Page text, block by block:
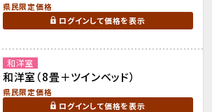
県民限定価格
ログインして価格を表示
和洋室
和洋室（8畳＋ツインベッド）
県民限定価格
ログインして価格を表示